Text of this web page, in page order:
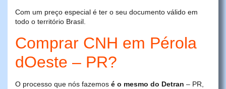
Com um preço especial é ter o seu documento válido em
todo o território Brasil.
Comprar CNH em Pérola
dOeste – PR?
O processo que nós fazemos é o mesmo do Detran – PR,